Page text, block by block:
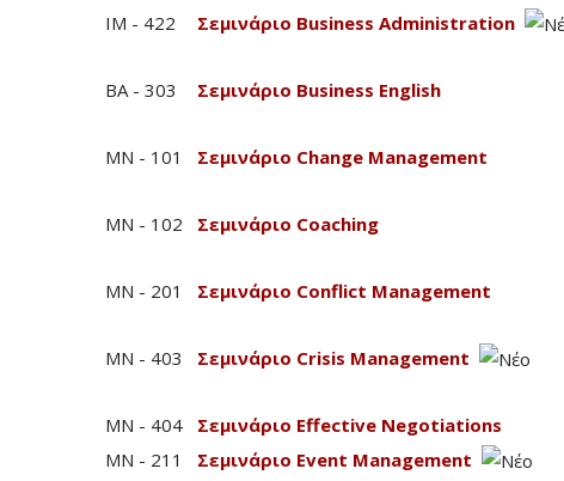
IM - 422
Σεμινάριο Business Administration
BA - 303
Σεμινάριο Business English
MN - 101
Σεμινάριο Change Management
MN - 102 Σεμινάριο Coaching
MN - 201
Σεμινάριο Conflict Management
MN - 403 Σεμινάριο Crisis Management
MN - 404
Σεμινάριο Effective Negotiations
MN - 211
Σεμινάριο Event Management